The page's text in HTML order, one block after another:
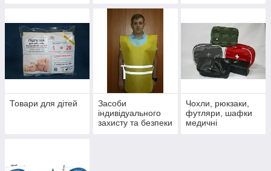
Товари для дітей
Засоби
індивідуального
захисту та безпеки
Чохли, рюкзаки,
футляри, шафки
медичні